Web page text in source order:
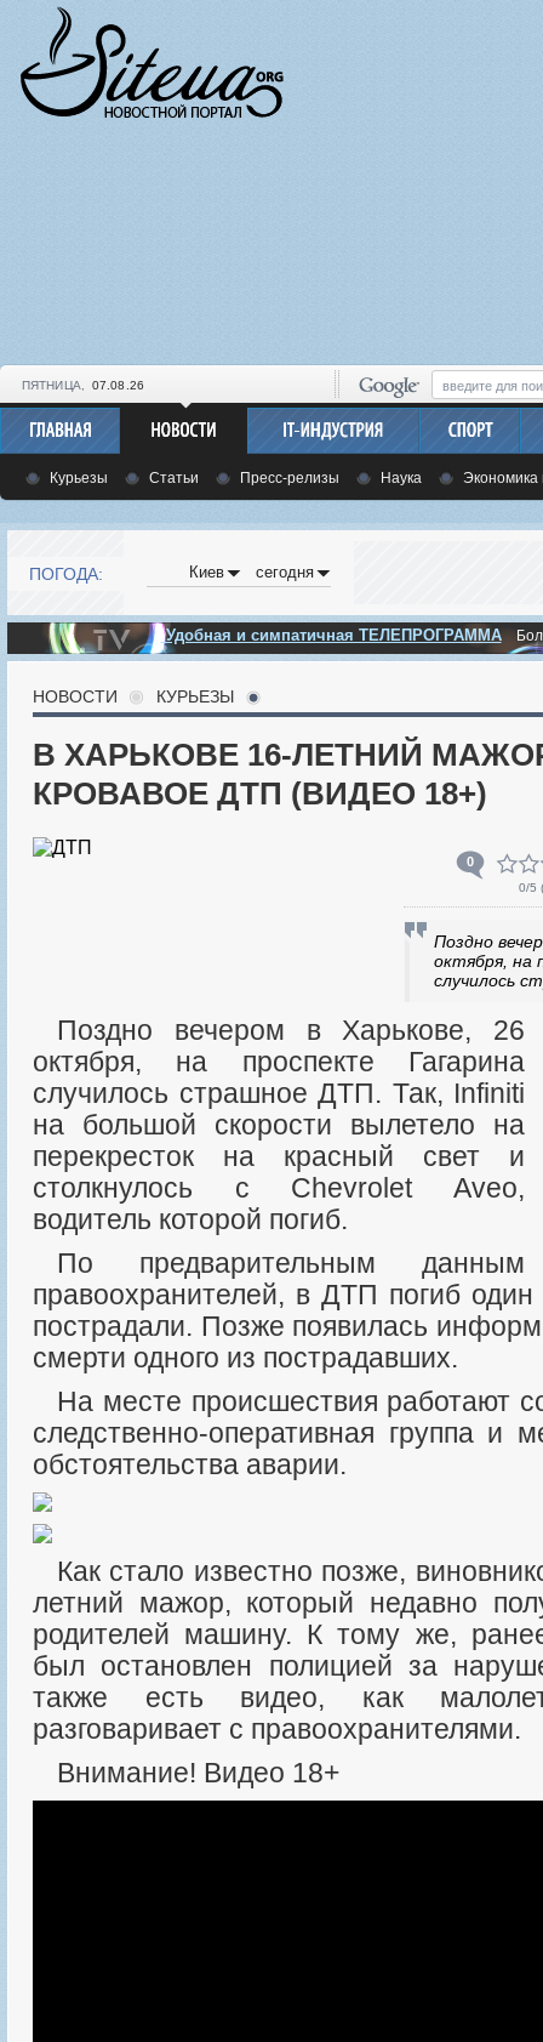
ПЯТНИЦА, 07.08.26
Курьезы Статьи Пресс-релизы Наука
ПОГОДА: Киев сегодня
Удобная и симпатичная ТЕЛЕПРОГРАММА
НОВОСТИ КУРЬЕЗЫ
В ХАРЬКОВЕ 16-ЛЕТНИЙ
КРОВАВОЕ ДТП (ВИДЕО 18+)
0
0/5 (
Поздно
октября, на
случилось
Поздно вечером в Харькове, 26
октября, на проспекте Гагарина
случилось страшное ДТП. Так, Infiniti
на большой скорости вылетело на
перекресток на красный свет и
столкнулось с Chevrolet Aveo,
водитель которой погиб.
По предварительным данным
правоохранителей, в ДТП погиб
пострадали. Позже появилась
смерти одного из пострадавших.
На месте происшествия работают сотрудники полиции,
следственно-оперативная группа и
обстоятельства аварии.
Как стало известно позже, виновником аварии стал 16-
летний мажор, который недавно
родителей машину. К тому же,
был остановлен полицией за
также есть видео, как
разговаривает с правоохранителями.
Внимание! Видео 18+